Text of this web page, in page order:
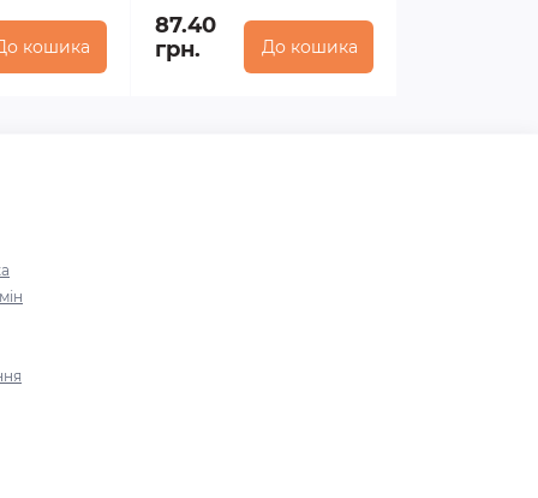
кошика
87.40
грн.
До кошика